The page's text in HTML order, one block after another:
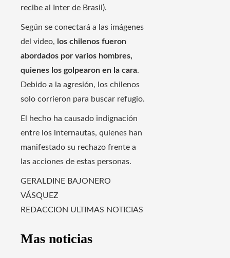
recibe al Inter de Brasil).
Según se conectará a las imágenes
del video, los chilenos fueron
abordados por varios hombres,
quienes los golpearon en la cara.
Debido a la agresión, los chilenos
solo corrieron para buscar refugio.
El hecho ha causado indignación
entre los internautas, quienes han
manifestado su rechazo frente a
las acciones de estas personas.
GERALDINE BAJONERO
VÁSQUEZ
REDACCION ULTIMAS NOTICIAS
Mas noticias